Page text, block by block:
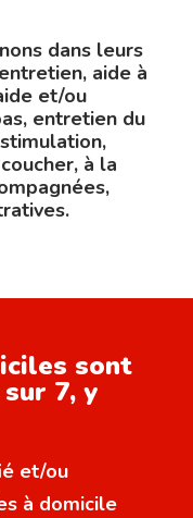
dans leurs
aide à
et/ou
entretien du
à la
sont
7, y
et/ou
à domicile